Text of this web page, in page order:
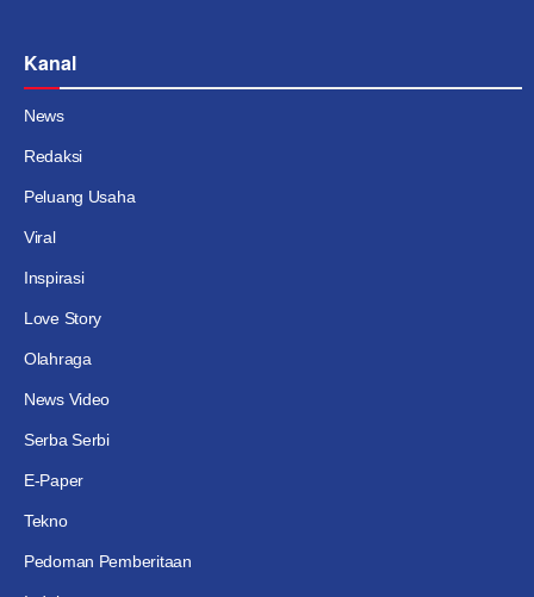
Kanal
News
Redaksi
Peluang Usaha
Viral
Inspirasi
Love Story
Olahraga
News Video
Serba Serbi
E-Paper
Tekno
Pedoman Pemberitaan